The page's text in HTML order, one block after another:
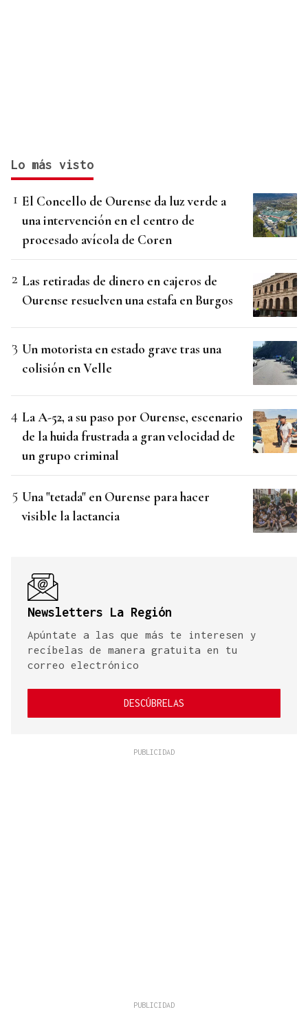
Lo más visto
El Concello de Ourense da luz verde a
una intervención en el centro de
procesado avícola de Coren
Las retiradas de dinero en cajeros de
Ourense resuelven una estafa en Burgos
Un motorista en estado grave tras una
colisión en Velle
La A-52, a su paso por Ourense, escenario
de la huida frustrada a gran velocidad de
un grupo criminal
Una "tetada" en Ourense para hacer
visible la lactancia
Newsletters La Región
Apúntate a las que más te interesen y
recíbelas de manera gratuita en tu
correo electrónico
DESCÚBRELAS